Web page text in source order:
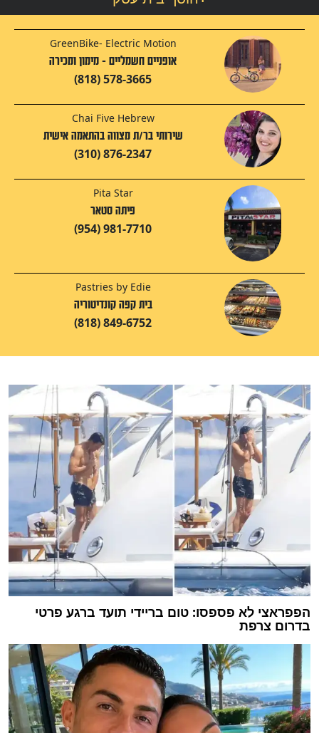
GreenBike- Electric Motion
אופניים חשמליים - מימון ומכירה
(818) 578-3665
Chai Five Hebrew
שירותי בר/ת מצווה בהתאמה אישית
(310) 876-2347
Pita Star
פיתה סטאר
(954) 981-7710
Pastries by Edie
בית קפה קונדיטוריה
(818) 849-6752
הפפראצי לא פספסו: טום בריידי תועד ברגע פרטי
בדרום צרפת